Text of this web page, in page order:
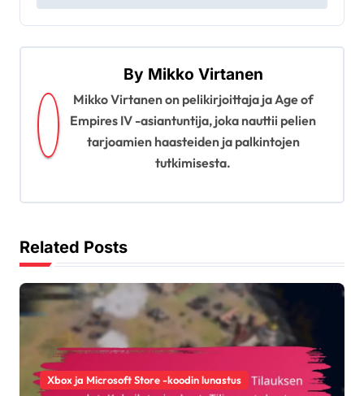
n
a
i
g
a
i
n
By Mikko Virtanen
Mikko Virtanen on pelikirjoittaja ja Age of
Empires IV -asiantuntija, joka nauttii pelien
tarjoamien haasteiden ja palkintojen
tutkimisesta.
Related Posts
Xbox ja Microsoft Store -koodin lunastus